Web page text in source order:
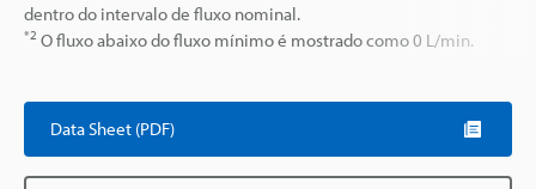
dentro do intervalo de fluxo nominal.
*2 O fluxo abaixo do fluxo mínimo é mostrado como 0 L/min.
Data Sheet (PDF)